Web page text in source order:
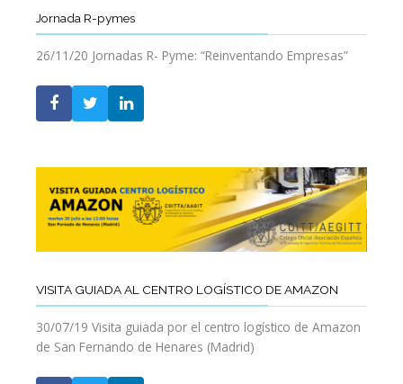
Jornada R-pymes
26/11/20 Jornadas R- Pyme: “Reinventando Empresas”
VISITA GUIADA AL CENTRO LOGÍSTICO DE AMAZON
30/07/19 Visita guiada por el centro logístico de Amazon
de San Fernando de Henares (Madrid)